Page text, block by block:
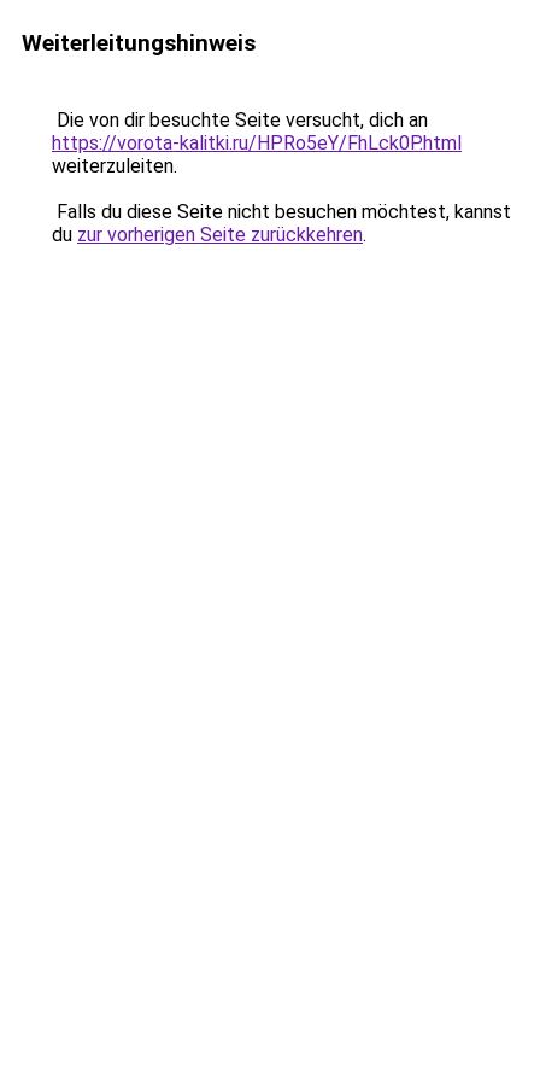
Weiterleitungshinweis
Die von dir besuchte Seite versucht, dich an
https://vorota-kalitki.ru/HPRo5eY/FhLck0P.html
weiterzuleiten.
Falls du diese Seite nicht besuchen möchtest, kannst
du zur vorherigen Seite zurückkehren.